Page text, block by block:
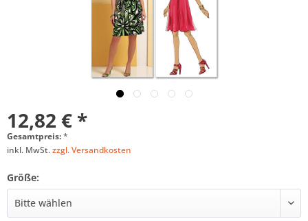
12,82 € *
Gesamtpreis:*
inkl. MwSt.zzgl. Versandkosten
Größe: